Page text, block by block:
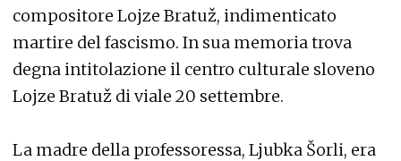
compositore Lojze Bratuž, indimenticato
martire del fascismo. In sua memoria trova
degna intitolazione il centro culturale sloveno
Lojze Bratuž di viale 20 settembre.
La madre della professoressa, Ljubka Šorli, era